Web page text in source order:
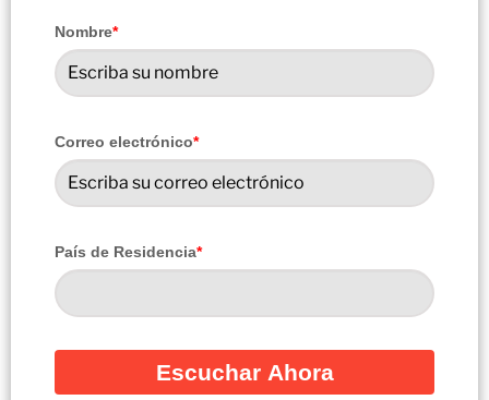
Nombre*
Correo electrónico*
País de Residencia*
Escuchar Ahora